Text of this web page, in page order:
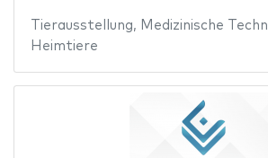
Tierausstellung, Medizinische
Heimtiere